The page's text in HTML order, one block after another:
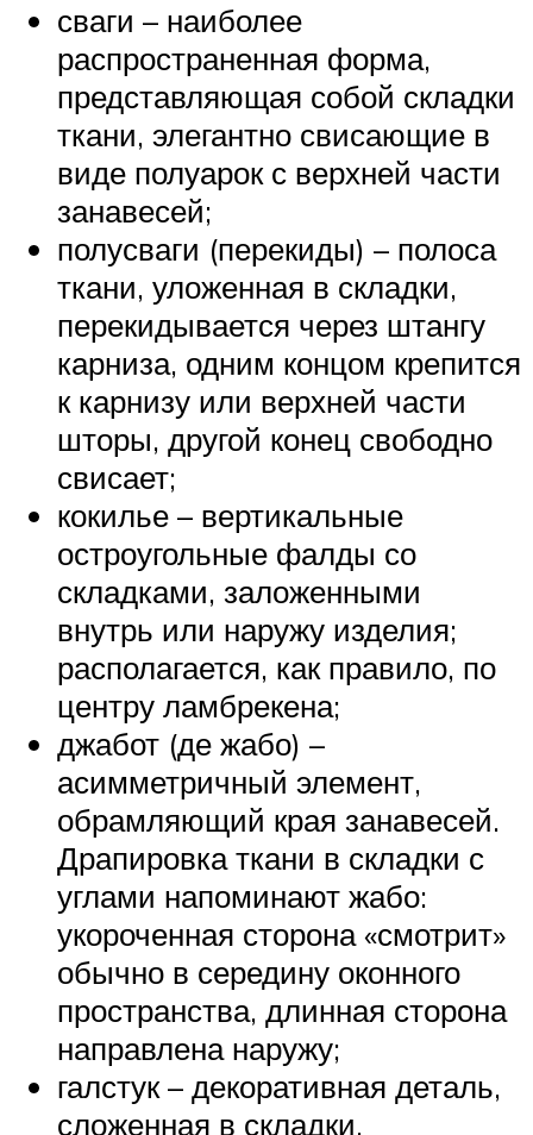
сваги – наиболее
распространенная форма,
представляющая собой складки
ткани, элегантно свисающие в
виде полуарок с верхней части
занавесей;
полусваги (перекиды) – полоса
ткани, уложенная в складки,
перекидывается через штангу
карниза, одним концом крепится
к карнизу или верхней части
шторы, другой конец свободно
свисает;
кокилье – вертикальные
остроугольные фалды со
складками, заложенными
внутрь или наружу изделия;
располагается, как правило, по
центру ламбрекена;
джабот (де жабо) –
асимметричный элемент,
обрамляющий края занавесей.
Драпировка ткани в складки с
углами напоминают жабо:
укороченная сторона «смотрит»
обычно в середину оконного
пространства, длинная сторона
направлена наружу;
галстук – декоративная деталь,
сложенная в складки,